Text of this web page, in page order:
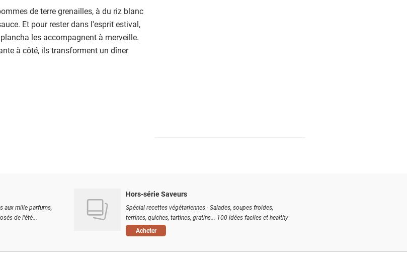
de terre grenailles, à du riz blanc
Et pour rester dans l'esprit estival,
les accompagnent à merveille.
à côté, ils transforment un dîner
aux mille parfums,
de l'été...
Hors-série Saveurs
Spécial recettes végétariennes - Salades, soupes froides,
terrines, quiches, tartines, gratins... 100 idées faciles et healthy
Acheter